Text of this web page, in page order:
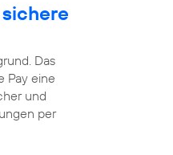
Das
Pay eine
und
per